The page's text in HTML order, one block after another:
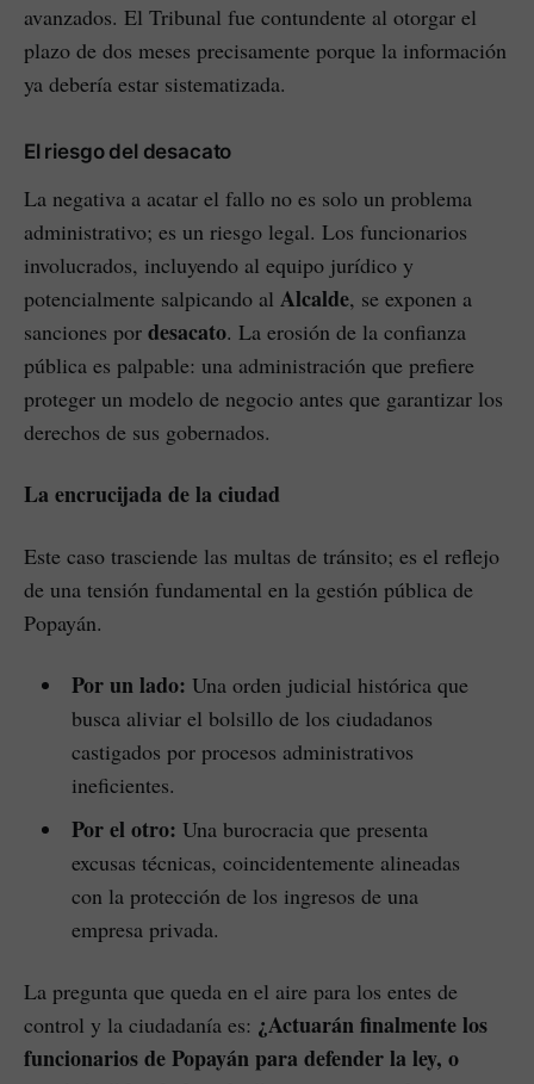
avanzados. El Tribunal fue contundente al otorgar el
plazo de dos meses precisamente porque la información
ya debería estar sistematizada.
El riesgo del desacato
La negativa a acatar el fallo no es solo un problema
administrativo; es un riesgo legal. Los funcionarios
involucrados, incluyendo al equipo jurídico y
potencialmente salpicando al Alcalde, se exponen a
sanciones por desacato. La erosión de la confianza
pública es palpable: una administración que prefiere
proteger un modelo de negocio antes que garantizar los
derechos de sus gobernados.
La encrucijada de la ciudad
Este caso trasciende las multas de tránsito; es el reflejo
de una tensión fundamental en la gestión pública de
Popayán.
Por un lado: Una orden judicial histórica que
busca aliviar el bolsillo de los ciudadanos
castigados por procesos administrativos
ineficientes.
Por el otro: Una burocracia que presenta
excusas técnicas, coincidentemente alineadas
con la protección de los ingresos de una
empresa privada.
La pregunta que queda en el aire para los entes de
control y la ciudadanía es: ¿Actuarán finalmente los
funcionarios de Popayán para defender la ley, o